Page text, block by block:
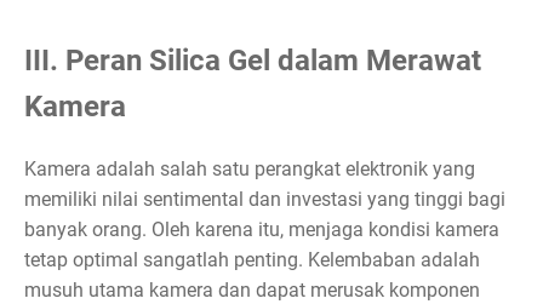
III. Peran Silica Gel dalam Merawat
Kamera
Kamera adalah salah satu perangkat elektronik yang
memiliki nilai sentimental dan investasi yang tinggi bagi
banyak orang. Oleh karena itu, menjaga kondisi kamera
tetap optimal sangatlah penting. Kelembaban adalah
musuh utama kamera dan dapat merusak komponen